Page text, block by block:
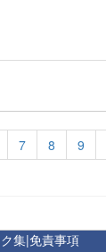
7 8 9
集|免責事項